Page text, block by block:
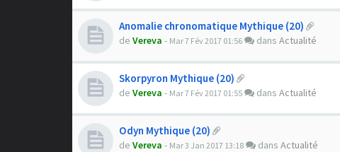
Anomalie chronomatique Mythique (20)
de Vereva - Mar 7 Fév 2017 01:56 dans Actualité
Skorpyron Mythique (20)
de Vereva - Mar 7 Fév 2017 01:55 dans Actualité
Odyn Mythique (20)
de Vereva - Mar 3 Jan 2017 13:18 dans Actualité